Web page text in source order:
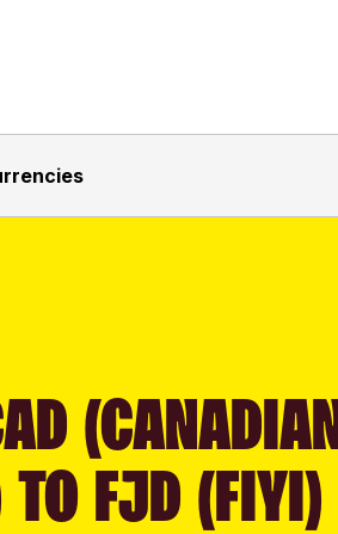
(CANADIAN
TO FJD (FIYI)